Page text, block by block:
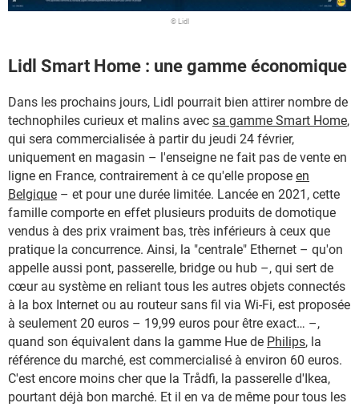
© Lidl
Lidl Smart Home : une gamme économique
Dans les prochains jours, Lidl pourrait bien attirer nombre de
technophiles curieux et malins avec sa gamme Smart Home,
qui sera commercialisée à partir du jeudi 24 février,
uniquement en magasin – l'enseigne ne fait pas de vente en
ligne en France, contrairement à ce qu'elle propose en
Belgique – et pour une durée limitée. Lancée en 2021, cette
famille comporte en effet plusieurs produits de domotique
vendus à des prix vraiment bas, très inférieurs à ceux que
pratique la concurrence. Ainsi, la "centrale" Ethernet – qu'on
appelle aussi pont, passerelle, bridge ou hub –, qui sert de
cœur au système en reliant tous les autres objets connectés
à la box Internet ou au routeur sans fil via Wi-Fi, est proposée
à seulement 20 euros – 19,99 euros pour être exact… –,
quand son équivalent dans la gamme Hue de Philips, la
référence du marché, est commercialisé à environ 60 euros.
C'est encore moins cher que la Trådfi, la passerelle d'Ikea,
pourtant déjà bon marché. Et il en va de même pour tous les